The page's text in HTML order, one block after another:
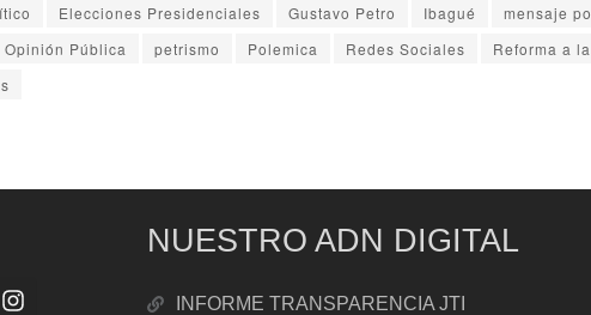
Elecciones Presidenciales Gustavo Petro Ibagué
mensaje
Opinión Pública petrismo Polemica Redes Sociales
Reforma a
NUESTRO ADN DIGITAL
INFORME TRANSPARENCIA JTI